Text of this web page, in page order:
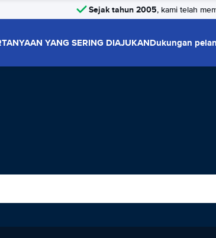
Sejak tahun 2005, kami telah
YANG SERING DIAJUKANDukungan